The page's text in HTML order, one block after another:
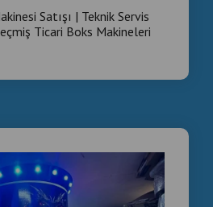
Satışı | Teknik Servis
Ticari Boks Makineleri